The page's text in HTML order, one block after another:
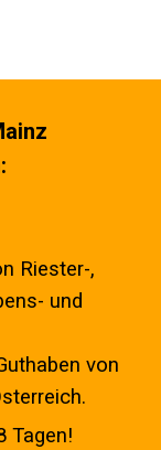
Riester-,
und
von
Tagen!